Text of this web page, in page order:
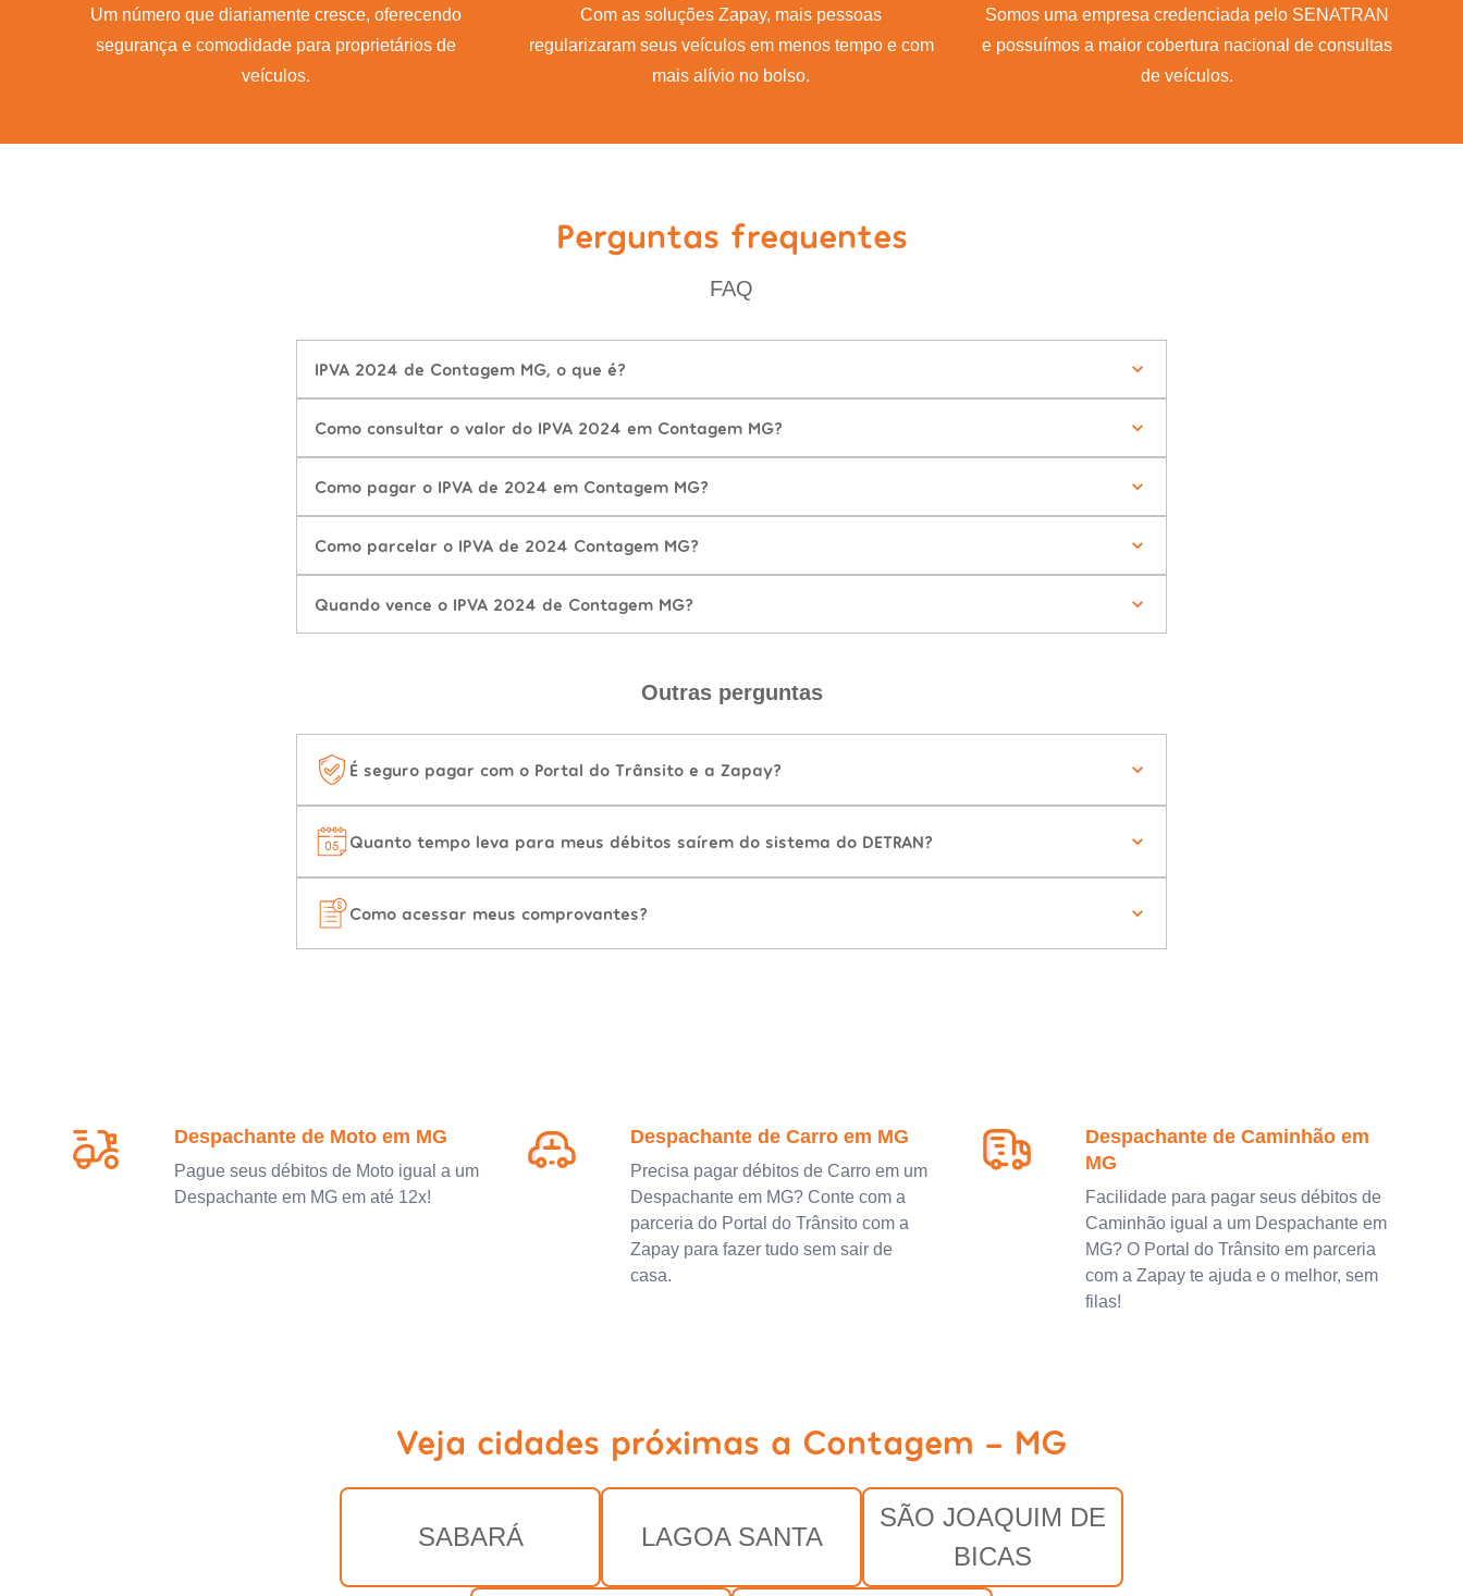
Um número que diariamente cresce, oferecendo
segurança e comodidade para proprietários de
veículos.
Com as soluções Zapay, mais pessoas
regularizaram seus veículos em menos tempo e com
mais alívio no bolso.
Somos uma empresa credenciada pelo SENATRAN
e possuímos a maior cobertura nacional de consultas
de veículos.
Perguntas frequentes
FAQ
IPVA 2024 de Contagem MG, o que é?
Como consultar o valor do IPVA 2024 em Contagem MG?
Como pagar o IPVA de 2024 em Contagem MG?
Como parcelar o IPVA de 2024 Contagem MG?
Quando vence o IPVA 2024 de Contagem MG?
Outras perguntas
É seguro pagar com o Portal do Trânsito e a Zapay?
Quanto tempo leva para meus débitos saírem do sistema do DETRAN?
Como acessar meus comprovantes?
Despachante de Moto em MG
Pague seus débitos de Moto igual a um
Despachante em MG em até 12x!
Despachante de Carro em MG
Precisa pagar débitos de Carro em um
Despachante em MG? Conte com a
parceria do Portal do Trânsito com a
Zapay para fazer tudo sem sair de
casa.
Despachante de Caminhão em
MG
Facilidade para pagar seus débitos de
Caminhão igual a um Despachante em
MG? O Portal do Trânsito em parceria
com a Zapay te ajuda e o melhor, sem
filas!
Veja cidades próximas a Contagem - MG
SABARÁ LAGOA SANTA
SÃO JOAQUIM DE
BICAS